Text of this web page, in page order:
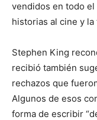
vendidos en todo
historias al cine y
Stephen King
recibió también
rechazos que
Algunos de esos
forma de escribir